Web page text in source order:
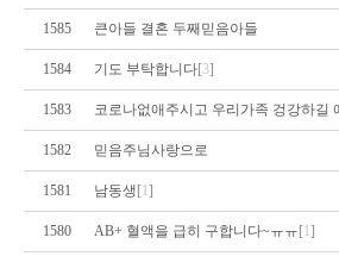
1585 큰아들 결혼 두째믿음아들
1584 기도 부탁합니다[3]
1583 코로나없애주시고 우리가족 겅강하길
1582 믿음주님사랑으로
1581 남동생 [1]
1580 AB+ 혈액을 급히 구합니다~ㅠㅠ [1]